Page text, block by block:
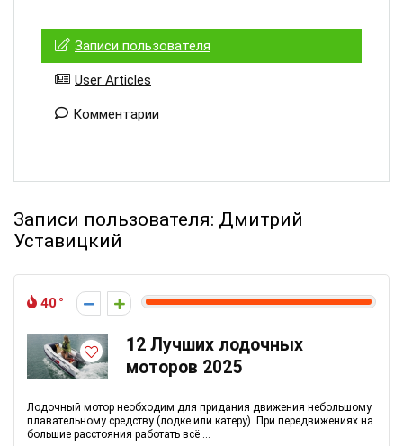
Записи пользователя
User Articles
Комментарии
Записи пользователя: Дмитрий
Уставицкий
40
12 Лучших лодочных
моторов 2025
Лодочный мотор необходим для придания движения небольшому
плавательному средству (лодке или катеру). При передвижениях на
большие расстояния работать всё ...